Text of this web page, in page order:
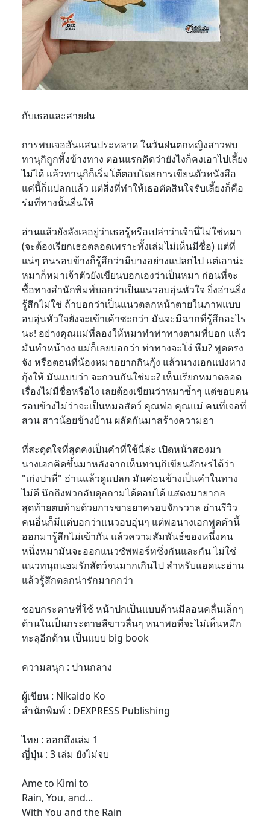
กับเธอและสายฝน
การพบเจออันแสนประหลาด ในวันฝนตกหญิงสาวพบ
ทานุกิถูกทิ้งข้างทาง ตอนแรกคิดว่ายังไงก็คงเอาไปเลี้ยง
ไม่ได้ แล้วทานุกิก็เริ่มโต้ตอบโดยการเขียนตัวหนังสือ
แค่นี้ก็แปลกแล้ว แต่สิ่งที่ทำให้เธอตัดสินใจรับเลี้ยงก็คือ
ร่มที่ทางนั้นยื่นให้
อ่านแล้วยังลังเลอยู่ว่าเธอรู้หรือเปล่าว่าเจ้านี่ไม่ใช่หมา
(จะต้องเรียกเธอตลอดเพราะทั้งเล่มไม่เห็นมีชื่อ) แต่ที่
แน่ๆ คนรอบข้างก็รู้สึกว่ามีบางอย่างแปลกไป แต่เอาน่ะ
หมาก็หมาเจ้าตัวยังเขียนบอกเองว่าเป็นหมา ก่อนที่จะ
ซื้อทางสำนักพิมพ์บอกว่าเป็นแนวอบอุ่นหัวใจ ยิ่งอ่านยิ่ง
รู้สึกไม่ใช่ ถ้าบอกว่าเป็นแนวตลกหน้าตายในภาพแบบ
อบอุ่นหัวใจยังจะเข้าเค้าซะกว่า มันจะมีฉากที่รู้สึกอะไร
นะ! อย่างคุณแม่ที่ลองให้หมาทำท่าทางตามที่บอก แล้ว
มันทำหน้างง แม่ก็เลยบอกว่า ท่าทางจะโง่ หืม? พูดตรง
จัง หรือตอนที่น้องหมาอยากกินกุ้ง แล้วนางเอกแบ่งหาง
กุ้งให้ มันแบบว่า จะกวนกันใช่มะ? เห็นเรียกหมาตลอด
เรื่องไม่มีชื่อหรือไง เลยต้องเขียนว่าหมาซ้ำๆ แต่ชอบคน
รอบข้างไม่ว่าจะเป็นหมอสัตว์ คุณพ่อ คุณแม่ คนที่เจอที่
สวน สาวน้อยข้างบ้าน ผลัดกันมาสร้างความฮา
ที่สะดุดใจที่สุดคงเป็นคำที่ใช้นี่ล่ะ เปิดหน้าสองมา
นางเอกคิดขึ้นมาหลังจากเห็นทานุกิเขียนอักษรได้ว่า
"เก่งปาหี่" อ่านแล้วดูแปลก มันค่อนข้างเป็นคำในทาง
ไม่ดี นึกถึงพวกอับดุลถามได้ตอบได้ แสดงมายากล
สุดท้ายตบท้ายด้วยการขายยาครอบจักรวาล อ่านรีวิว
คนอื่นก็มีแต่บอกว่าแนวอบอุ่นๆ แต่พอนางเอกพูดคำนี้
ออกมารู้สึกไม่เข้ากัน แล้วความสัมพันธ์ของหนึ่งคน
หนึ่งหมามันจะออกแนวซัพพอร์ทซึ่งกันและกัน ไม่ใช่
แนวทนุถนอมรักสัตว์จนมากเกินไป สำหรับแอดนะอ่าน
แล้วรู้สึกตลกน่ารักมากกว่า
ชอบกระดาษที่ใช้ หน้าปกเป็นแบบด้านมีลอนคลื่นเล็กๆ
ด้านในเป็นกระดาษสีขาวลื่นๆ หนาพอที่จะไม่เห็นหมึก
ทะลุอีกด้าน เป็นแบบ big book
ความสนุก : ปานกลาง
ผู้เขียน : Nikaido Ko
สำนักพิมพ์ : DEXPRESS Publishing
ไทย : ออกถึงเล่ม 1
ญี่ปุ่น : 3 เล่ม ยังไม่จบ
Ame to Kimi to
Rain, You, and...
With You and the Rain